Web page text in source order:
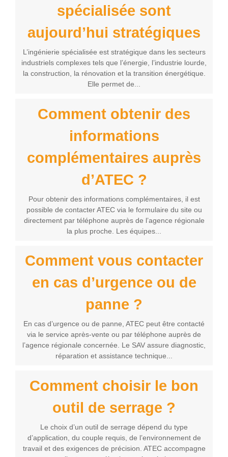
spécialisée sont
aujourd’hui stratégiques
L’ingénierie spécialisée est stratégique dans les secteurs
industriels complexes tels que l’énergie, l’industrie lourde,
la construction, la rénovation et la transition énergétique.
Elle permet de...
Comment obtenir des
informations
complémentaires auprès
d’ATEC ?
Pour obtenir des informations complémentaires, il est
possible de contacter ATEC via le formulaire du site ou
directement par téléphone auprès de l’agence régionale
la plus proche. Les équipes...
Comment vous contacter
en cas d’urgence ou de
panne ?
En cas d’urgence ou de panne, ATEC peut être contacté
via le service après-vente ou par téléphone auprès de
l’agence régionale concernée. Le SAV assure diagnostic,
réparation et assistance technique...
Comment choisir le bon
outil de serrage ?
Le choix d’un outil de serrage dépend du type
d’application, du couple requis, de l’environnement de
travail et des exigences de précision. ATEC accompagne